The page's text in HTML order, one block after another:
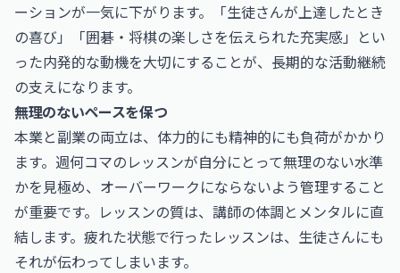
ーションが一気に下がります。「生徒さんが上達したとき
の喜び」「囲碁・将棋の楽しさを伝えられた充実感」とい
った内発的な動機を大切にすることが、長期的な活動継続
の支えになります。
無理のないペースを保つ
本業と副業の両立は、体力的にも精神的にも負荷がかかり
ます。週何コマのレッスンが自分にとって無理のない水準
かを見極め、オーバーワークにならないよう管理すること
が重要です。レッスンの質は、講師の体調とメンタルに直
結します。疲れた状態で行ったレッスンは、生徒さんにも
それが伝わってしまいます。